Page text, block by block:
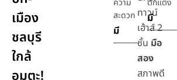
เมือง
ชลบุรี
ใกล้
ความ
สะดวก
มี
ตกแต่ง
มี
ทาวน์
เฮ้าส์ 2
ชั้น มือ
สอง
สภาพดี